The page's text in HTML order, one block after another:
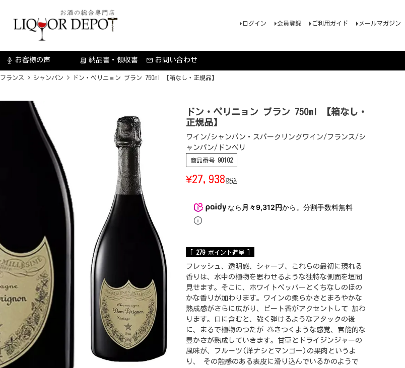
ログイン 会員登録 ご利用ガイド メールマガジン
settings_voice お客様の声 receipt_long 納品書・領収書 お問い合わせ
フランス シャンパン ドン・ペリニョン ブラン 750ml 【箱なし・正規品】
ドン・ペリニョン ブラン 750ml 【箱なし・
正規品】
ワイン/シャンパン・スパークリングワイン/フランス/シ
ャンパン/ドンペリ
商品番号 90102
¥27,938税込
なら 月々9,312円から。分割手数料無料
279 ポイント進呈 ]
フレッシュ、透明感、シャープ、これらの最初に現れる
香りは、水中の植物を思わせるような独特な側面を垣間
見せます。そこに、ホワイトペッパーとくちなしのほの
かな香りが加わります。ワインの柔らかさとまろやかな
熟成感がさらに広がり、ピート香がアクセントして 加わ
ります。口に含むと、強く弾けるようなアタックの後
に、まるで植物のつたが 巻きつくような感覚、官能的な
豊かさが熟成していきます。甘草とドライジンジャーの
風味が、フルーツ(洋ナシとマンゴー)の果肉というよ
り、 その触感のある表皮に滑り込んでいるかのようで